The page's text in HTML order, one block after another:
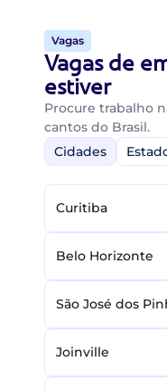
Vagas
Vagas de
estiver
Procure trabalho
cantos do Brasil.
Cidades
Curitiba
Belo Horizonte
São José dos
Joinville